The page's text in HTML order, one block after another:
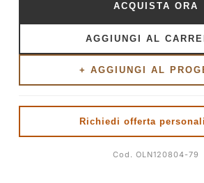
ACQUISTA ORA
AGGIUNGI AL
+ AGGIUNGI AL
Richiedi offerta
Cod. OLN120804-79